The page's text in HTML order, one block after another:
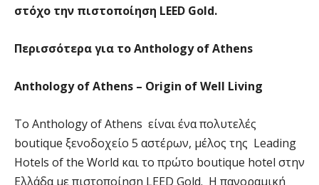
στόχο την πιστοποίηση LEED Gold.
Περισσότερα για το Anthology of Athens
Anthology of Athens – Origin of Well Living
Τo Anthology of Athens είναι ένα πολυτελές
boutique ξενοδοχείο 5 αστέρων, μέλος της Leading
Hotels of the World και το πρώτο boutique hotel στην
Ελλάδα με πιστοποίηση LEED Gold. H πανοραμική